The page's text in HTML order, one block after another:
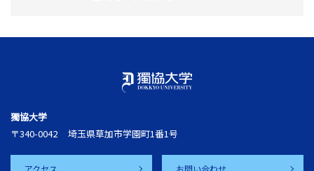
獨協大学
〒340-0042
埼玉県草加市学園町1番1号
アクセス お問い合わせ